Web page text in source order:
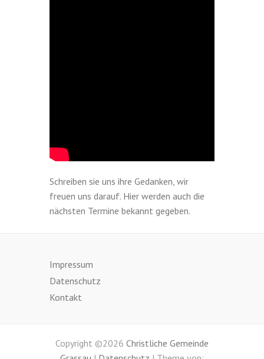
Schreiben sie uns ihre Gedanken, wir
freuen uns darauf. Hier werden auch die
nächsten Termine bekannt gegeben.
Impressum
Datenschutz
Kontakt
Copyright ©2026 Christliche Gemeinde